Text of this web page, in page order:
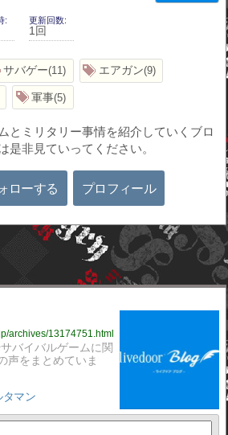
更新回数
1回
サバゲー 11 エアガン 9
軍事 5
とミリタリー事情を紹介していくブロ
是非見ていってください。
ローする プロフィール
archives/13174751.html
バイバルゲームに関
声をまとめていま
タマン